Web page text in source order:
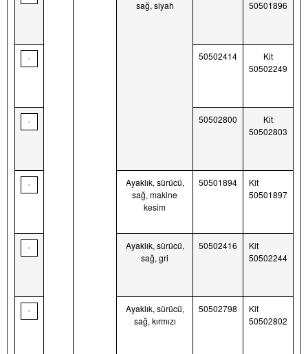
sağ, siyah
50501896
50502414
Kit
50502249
50502800
Kit
50502803
Ayaklık, sürücü,
sağ, makine
kesim
50501894
Kit
50501897
Ayaklık, sürücü,
sağ, gri
50502416
Kit
50502244
Ayaklık, sürücü,
sağ, kırmızı
50502798
Kit
50502802